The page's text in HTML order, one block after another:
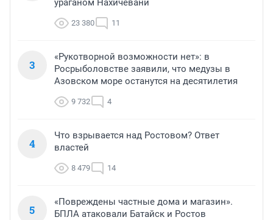
ураганом Нахичевани
23 380 11
3
«Рукотворной возможности нет»: в
Росрыболовстве заявили, что медузы в
Азовском море останутся на десятилетия
9 732 4
4
Что взрывается над Ростовом? Ответ
властей
8 479 14
5
«Повреждены частные дома и магазин».
БПЛА атаковали Батайск и Ростов